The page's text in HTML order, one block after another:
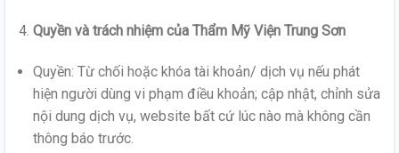
Quyền và trách nhiệm của Thẩm Mỹ Viện Trung Sơn
Quyền: Từ chối hoặc khóa tài khoản/ dịch vụ nếu phát
hiện người dùng vi phạm điều khoản; cập nhật, chỉnh sửa
nội dung dịch vụ, website bất cứ lúc nào mà không cần
thông báo trước.